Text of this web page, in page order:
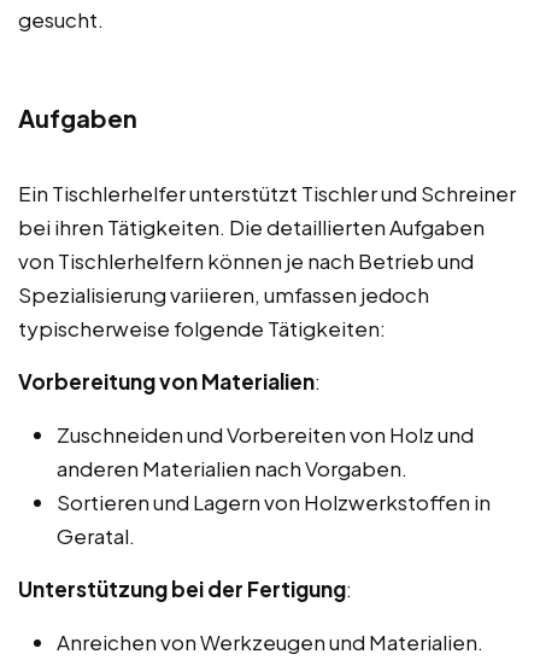
gesucht.
Aufgaben
Ein Tischlerhelfer unterstützt Tischler und Schreiner
bei ihren Tätigkeiten. Die detaillierten Aufgaben
von Tischlerhelfern können je nach Betrieb und
Spezialisierung variieren, umfassen jedoch
typischerweise folgende Tätigkeiten:
Vorbereitung von Materialien:
Zuschneiden und Vorbereiten von Holz und
anderen Materialien nach Vorgaben.
Sortieren und Lagern von Holzwerkstoffen in
Geratal.
Unterstützung bei der Fertigung:
Anreichen von Werkzeugen und Materialien.